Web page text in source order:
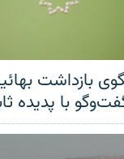
بازداشت
با پدیده